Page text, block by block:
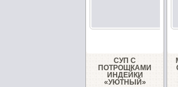
СУП С
ПОТРОШКАМИ
ИНДЕЙКИ
«УЮТНЫЙ»